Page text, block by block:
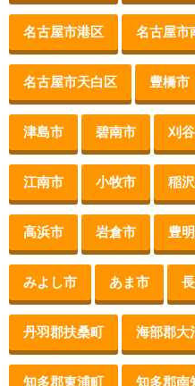
名古屋市港区 名古屋市
名古屋市天白区 豊橋市
津島市 碧南市 刈
江南市 小牧市 稲
高浜市 岩倉市 豊
みよし市 あま市
丹羽郡扶桑町 海部郡大
知多郡東浦町 知多郡南